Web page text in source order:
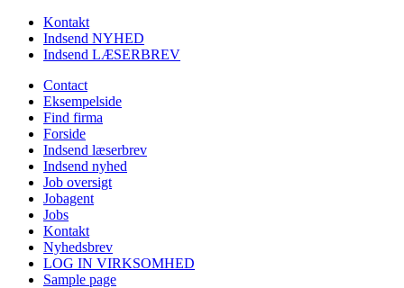
Kontakt
Indsend NYHED
Indsend LÆSERBREV
Contact
Eksempelside
Find firma
Forside
Indsend læserbrev
Indsend nyhed
Job oversigt
Jobagent
Jobs
Kontakt
Nyhedsbrev
LOG IN VIRKSOMHED
Sample page